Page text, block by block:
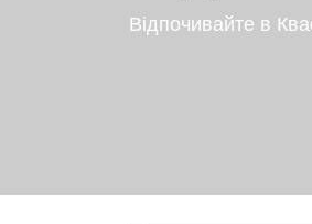
Відпочивайте в